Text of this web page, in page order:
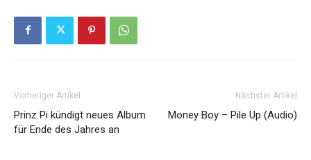
Vorheriger Artikel
Prinz Pi kündigt neues Album
für Ende des Jahres an
Nächster Artikel
Money Boy – Pile Up (Audio)